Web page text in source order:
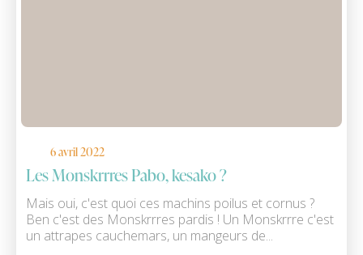
6 avril 2022
Les Monskrrres Pabo, kesako ?
Mais oui, c'est quoi ces machins poilus et cornus ?
Ben c'est des Monskrrres pardis ! Un Monskrrre c'est
un attrapes cauchemars, un mangeurs de...